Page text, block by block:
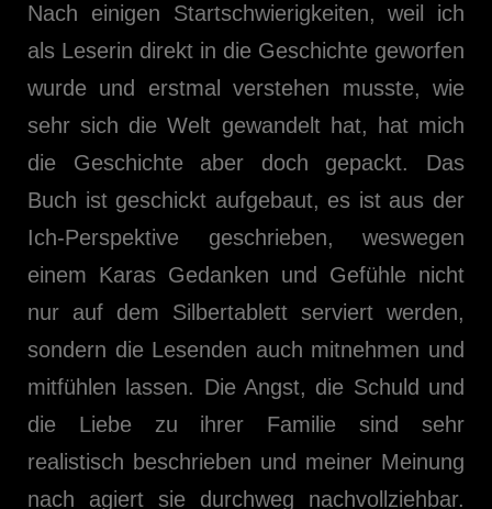
Nach einigen Startschwierigkeiten, weil ich
als Leserin direkt in die Geschichte geworfen
wurde und erstmal verstehen musste, wie
sehr sich die Welt gewandelt hat, hat mich
die Geschichte aber doch gepackt. Das
Buch ist geschickt aufgebaut, es ist aus der
Ich-Perspektive geschrieben, weswegen
einem Karas Gedanken und Gefühle nicht
nur auf dem Silbertablett serviert werden,
sondern die Lesenden auch mitnehmen und
mitfühlen lassen. Die Angst, die Schuld und
die Liebe zu ihrer Familie sind sehr
realistisch beschrieben und meiner Meinung
nach agiert sie durchweg nachvollziehbar.